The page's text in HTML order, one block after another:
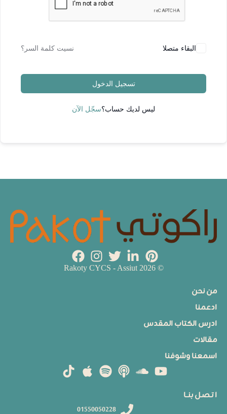
البقاء متصلا نسيت كلمة السر؟
تسجيل الدخول
ليس لديك حساب؟سجّل الآن
ا تـصـل بنــا
01550050228
من نحن
ادعمنا
ادرس الكتاب المقدس
مقالات
اسمعنا وشوفنا
© 2026 Rakoty CYCS - Assiut